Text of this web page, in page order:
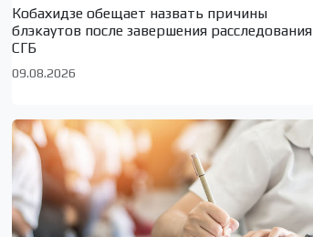
Кобахидзе обещает назвать причины
блэкаутов после завершения расследования
СГБ
09.08.2026